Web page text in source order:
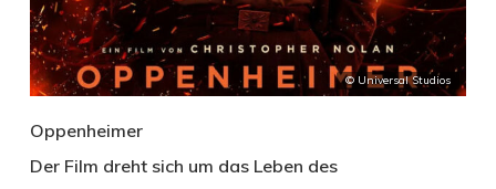
© Universal Studios
Oppenheimer
Der Film dreht sich um das Leben des